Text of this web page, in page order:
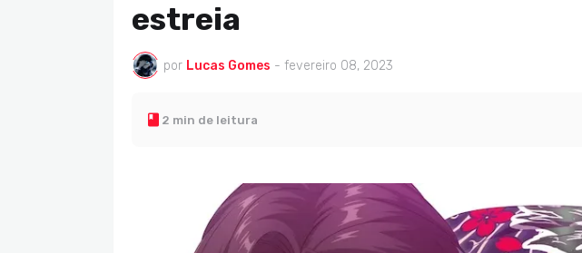
estreia
por Lucas Gomes - fevereiro 08, 2023
2 min de leitura